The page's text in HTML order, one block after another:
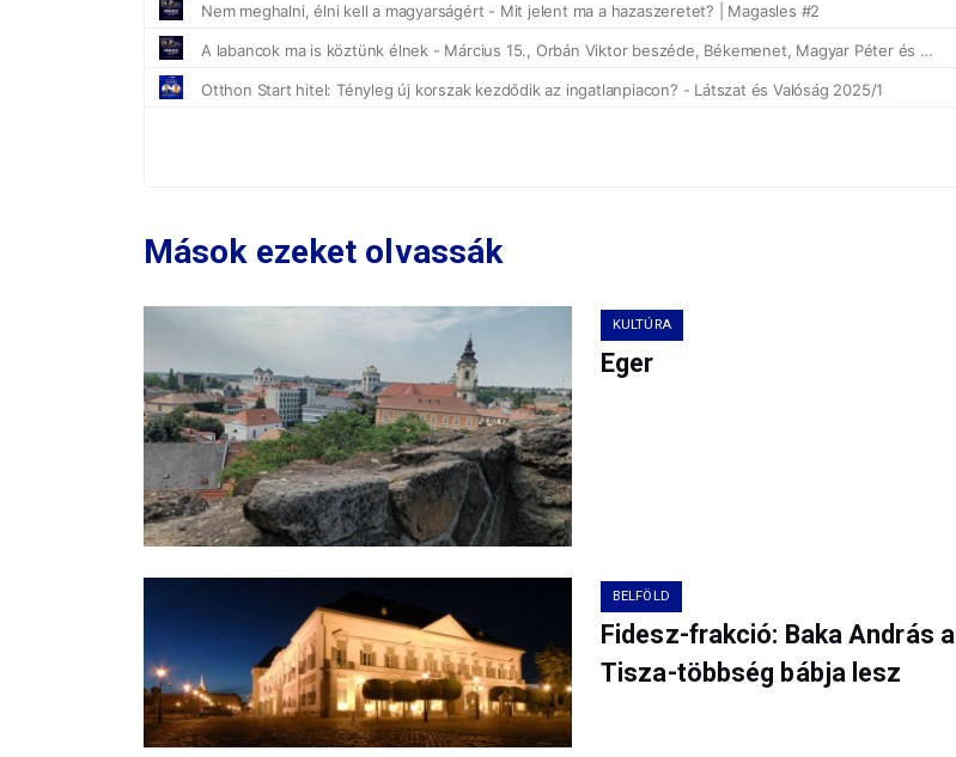
Mások ezeket olvassák
KULTÚRA
Eger
BELFÖLD
Fidesz-frakció: Baka András a
Tisza-többség bábja lesz